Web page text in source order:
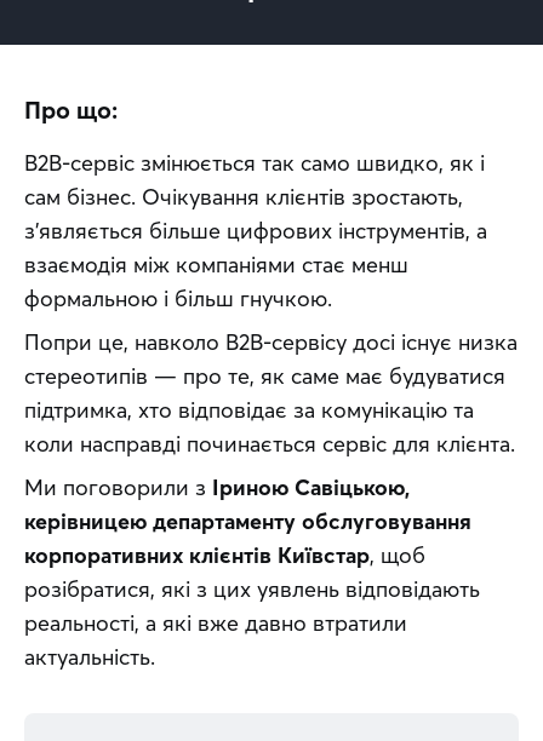
Про що:
B2B-сервіс змінюється так само швидко, як і
сам бізнес. Очікування клієнтів зростають,
з’являється більше цифрових інструментів, а
взаємодія між компаніями стає менш
формальною і більш гнучкою.
Попри це, навколо B2B-сервісу досі існує низка
стереотипів — про те, як саме має будуватися
підтримка, хто відповідає за комунікацію та
коли насправді починається сервіс для клієнта.
Ми поговорили з Іриною Савіцькою,
керівницею департаменту обслуговування
корпоративних клієнтів Київстар, щоб
розібратися, які з цих уявлень відповідають
реальності, а які вже давно втратили
актуальність.